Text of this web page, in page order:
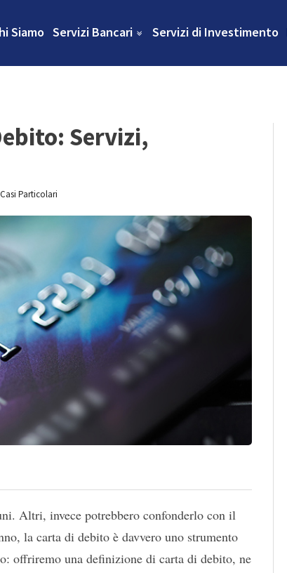
Siamo Servizi Bancari Servizi di Investimento
Servizi,
Particolari
Altri, invece potrebbero confonderlo con il
la carta di debito è davvero uno strumento
offriremo una definizione di carta di debito, ne